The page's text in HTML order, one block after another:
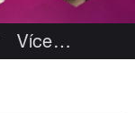
Více…